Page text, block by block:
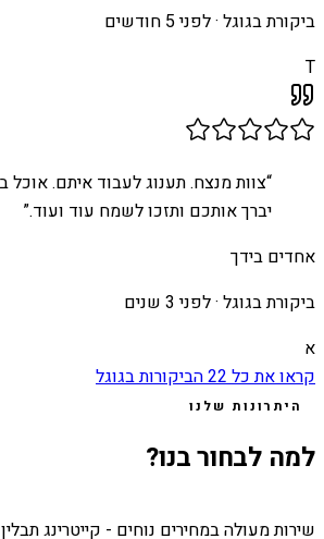
ביקורת בגוגל ·לפני 5 חודשים
T
“צוות מנצח. תענוג לעבוד איתם.
יברך אותכם ותזכו לשמח עוד ועוד.”
אחדים בידך
ביקורת בגוגל ·לפני 3 שנים
א
קראו את כל 22הביקורות בגוגל
היתרונות שלנו
למה לבחור בנו?
שירות מעולה במחירים נוחים - קייטרינג